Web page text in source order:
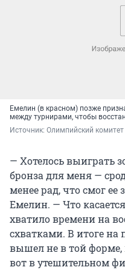
Емелин (в красном) позже
между турнирами, чтобы
Источник: Олимпийский комитет
— Хотелось выиграть
бронза для меня —
менее рад, что смог ее
Емелин. — Что
хватило времени на
схватками. В итоге
вышел не в той форме,
вот в утешительном